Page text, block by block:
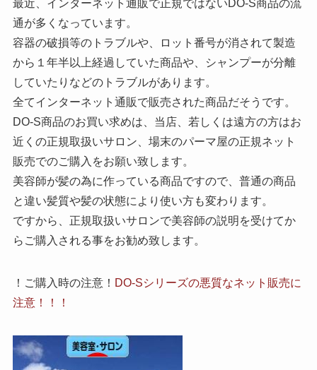
最近、インターネット通販で正規ではないDO-S商品の流
通が多くなっています。
容器の破損等のトラブルや、ロット番号が消されて製造
から１年半以上経過していた商品や、シャンプーが分離
していたりなどのトラブルがあります。
全てインターネット通販で販売された商品だそうです。
DO-S商品のお買い求めは、当店、若しくは遠方の方はお
近くの正規取扱いサロン、場末のパーマ屋の正規ネット
販売でのご購入をお願い致します。
美容師が髪の為に作っている商品ですので、普通の商品
と違い髪質や髪の状態により使い方も変わります。
ですから、正規取扱いサロンで美容師の説明を受けてか
らご購入される事をお勧め致します。
！ご購入時の注意！ DO-Sシリーズの悪質なネット販売に
注意！！！